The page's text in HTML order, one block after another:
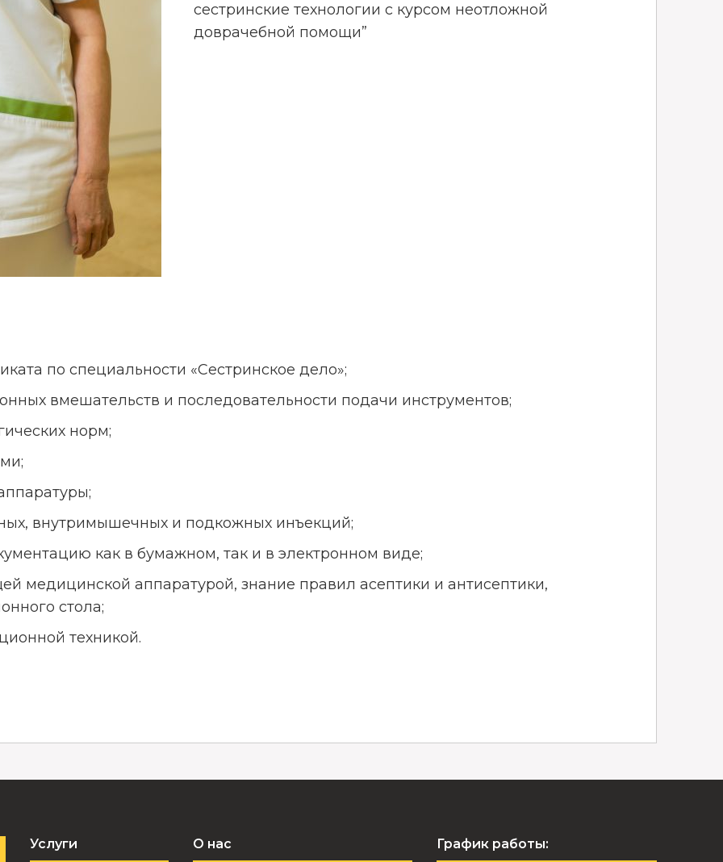
сестринские технологии с курсом неотложной
доврачебной помощи”
по специальности «Сестринское дело»;
вмешательств и последовательности подачи инструментов;
норм;
внутримышечных и подкожных инъекций;
как в бумажном, так и в электронном виде;
медицинской аппаратурой, знание правил асептики и антисептики,
стола;
техникой.
Услуги О нас График работы: